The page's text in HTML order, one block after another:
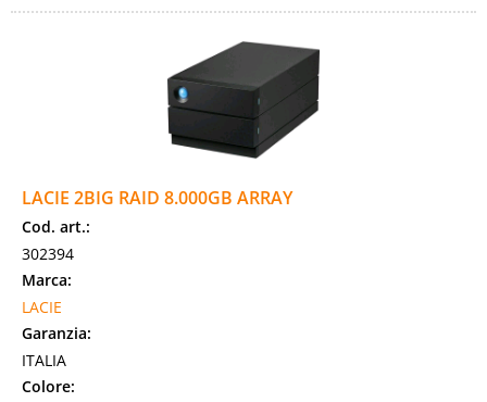
LACIE 2BIG RAID 8.000GB ARRAY
Cod. art.:
302394
Marca:
LACIE
Garanzia:
ITALIA
Colore: